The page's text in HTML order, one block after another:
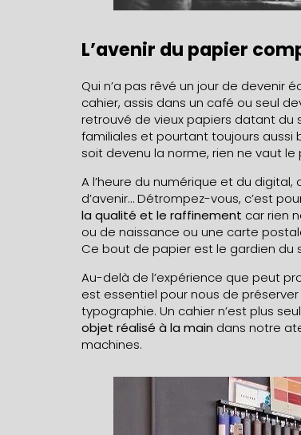
L’avenir du papier
Qui n’a pas rêvé un jour de devenir
cahier, assis dans un café ou seul
retrouvé de vieux papiers datant du
familiales et pourtant toujours aussi
soit devenu la norme, rien ne vaut
A l’heure du numérique et du
d’avenir… Détrompez-vous, c’est
la qualité et le raffinement car rien
ou de naissance ou une carte
Ce bout de papier est le gardien du
Au-delà de l’expérience que peut
est essentiel pour nous de
typographie. Un cahier n’est plus
objet réalisé à la main dans notre
machines.